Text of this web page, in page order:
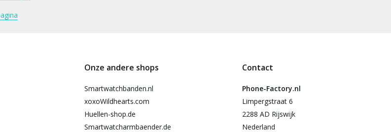
Onze andere shops
Smartwatchbanden.nl
xoxoWildhearts.com
Huellen-shop.de
Smartwatcharmbaender.de
Contact
Phone-Factory.nl
Limpergstraat 6
2288 AD Rijswijk
Nederland